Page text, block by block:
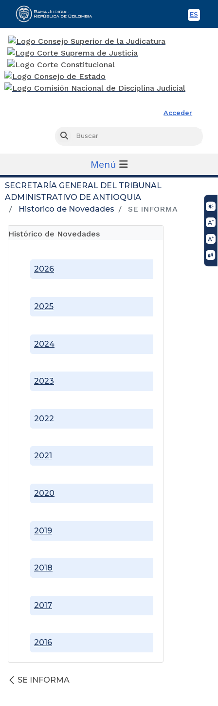
ES
Acceder
Buscar
Menú
SECRETARÍA GENERAL DEL TRIBUNAL
ADMINISTRATIVO DE ANTIOQUIA
Historico de Novedades
SE INFORMA
Histórico de Novedades
2016
2017
2018
2019
2020
2021
2022
2023
2024
2025
2026
SE INFORMA